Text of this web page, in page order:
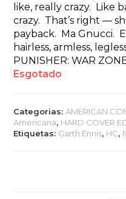
like, really crazy. Like
crazy. That’s right —
payback. Ma Gnucci.
hairless, armless,
PUNISHER: WAR
Esgotado
Categorias: AMERICAN
Americana, HARD COVER
Etiquetas: Garth Ennis, HC,